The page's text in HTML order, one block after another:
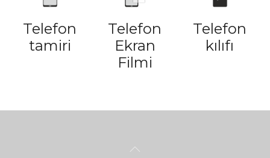
Telefon
tamiri
Telefon
Ekran
Filmi
Telefon
kılıfı